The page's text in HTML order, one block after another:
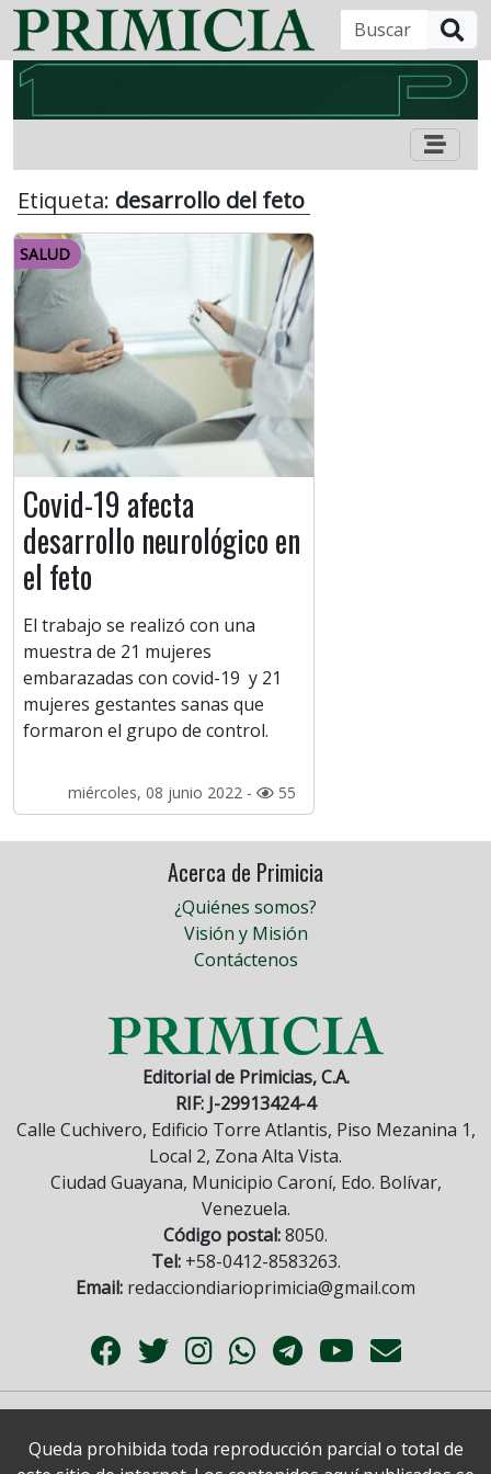
Etiqueta: desarrollo del feto
SALUD
Covid-19 afecta
desarrollo neurológico en
el feto
El trabajo se realizó con una
muestra de 21 mujeres
embarazadas con covid-19 y 21
mujeres gestantes sanas que
formaron el grupo de control.
miércoles, 08 junio 2022 - 55
Acerca de Primicia
¿Quiénes somos?
Visión y Misión
Contáctenos
Editorial de Primicias, C.A.
RIF: J-29913424-4
Calle Cuchivero, Edificio Torre Atlantis, Piso Mezanina 1,
Local 2, Zona Alta Vista.
Ciudad Guayana, Municipio Caroní, Edo. Bolívar,
Venezuela.
Código postal:8050.
Tel:+58-0412-8583263.
Email: redacciondiarioprimicia@gmail.com
Queda prohibida toda reproducción parcial o total de